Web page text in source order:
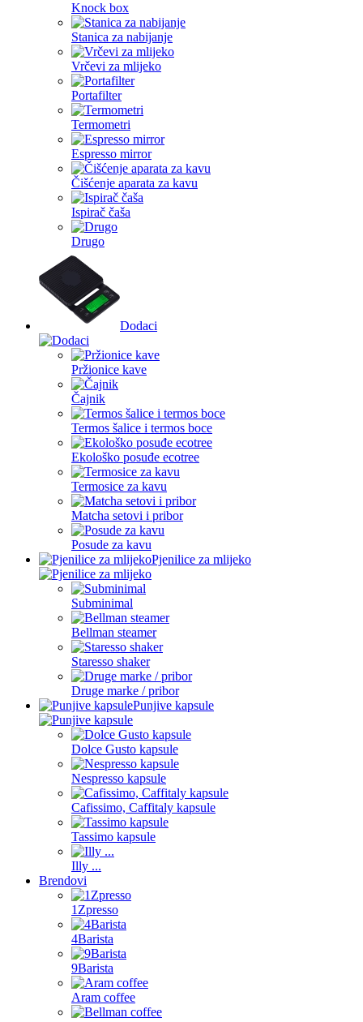
Knock box
Stanica za nabijanje
Vrčevi za mlijeko
Portafilter
Termometri
Espresso mirror
Čišćenje aparata za kavu
Ispirač čaša
Drugo
Dodaci
Pržionice kave
Čajnik
Termos šalice i termos boce
Ekološko posuđe ecotree
Termosice za kavu
Matcha setovi i pribor
Posude za kavu
Pjenilice za mlijeko
Subminimal
Bellman steamer
Staresso shaker
Druge marke / pribor
Punjive kapsule
Dolce Gusto kapsule
Nespresso kapsule
Cafissimo, Caffitaly kapsule
Tassimo kapsule
Illy ...
Brendovi
1Zpresso
4Barista
9Barista
Aram coffee